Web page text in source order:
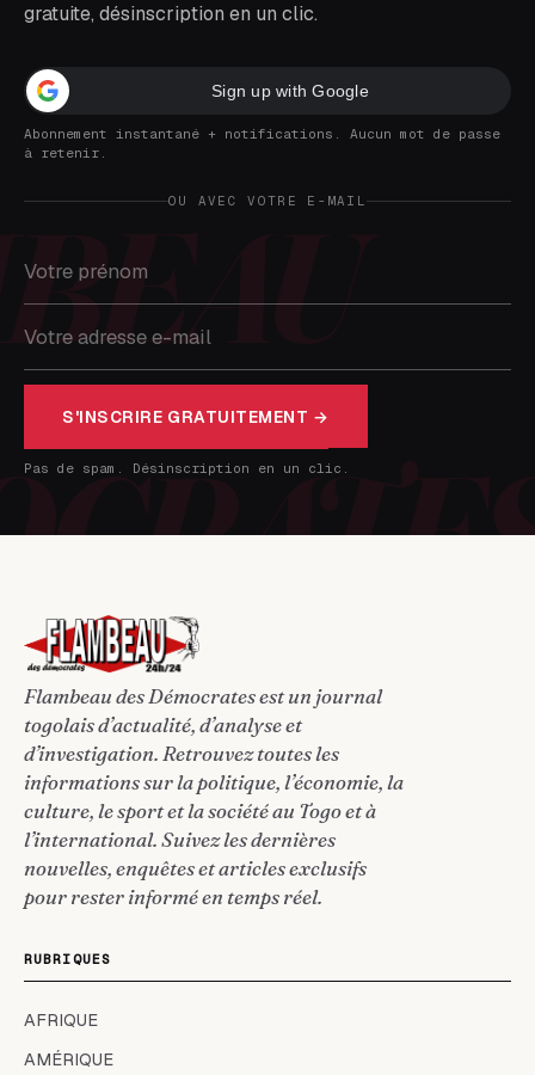
gratuite, désinscription en un clic.
Sign up with Google
Abonnement instantané + notifications. Aucun mot de passe
à retenir.
OU AVEC VOTRE E-MAIL
S'INSCRIRE GRATUITEMENT →
Pas de spam. Désinscription en un clic.
Flambeau des Démocrates est un journal
togolais d’actualité, d’analyse et
d’investigation. Retrouvez toutes les
informations sur la politique, l’économie, la
culture, le sport et la société au Togo et à
l’international. Suivez les dernières
nouvelles, enquêtes et articles exclusifs
pour rester informé en temps réel.
RUBRIQUES
AFRIQUE
AMÉRIQUE